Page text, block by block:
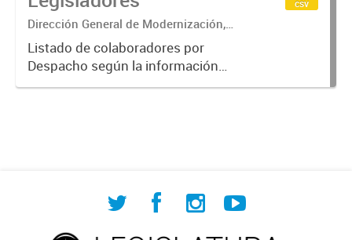
Dirección General de Modernización,
Sustentabilidad y Fortalecimiento
Institucional
Listado de colaboradores por
Despacho según la información
cargada por cada Legislador.
csv